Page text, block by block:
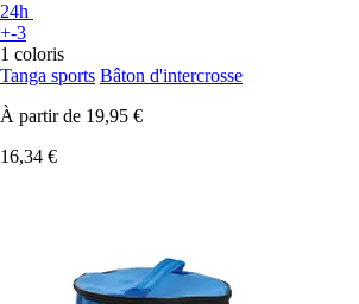
24h
+-3
1 coloris
Tanga sports Bâton d'intercrosse
À partir de 19,95 €
16,34 €